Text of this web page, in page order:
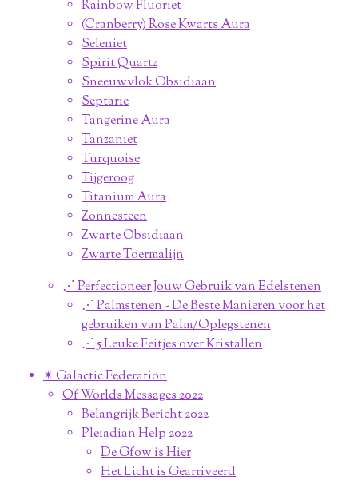
Rainbow Fluoriet
(Cranberry) Rose Kwarts Aura
Seleniet
Spirit Quartz
Sneeuwvlok Obsidiaan
Septarie
Tangerine Aura
Tanzaniet
Turquoise
Tijgeroog
Titanium Aura
Zonnesteen
Zwarte Obsidiaan
Zwarte Toermalijn
⋰ Perfectioneer Jouw Gebruik van Edelstenen
⋰ Palmstenen - De Beste Manieren voor het
gebruiken van Palm/Oplegstenen
⋰ 5 Leuke Feitjes over Kristallen
✴︎ Galactic Federation
Of Worlds Messages 2022
Belangrijk Bericht 2022
Pleiadian Help 2022
De Gfow is Hier
Het Licht is Gearriveerd